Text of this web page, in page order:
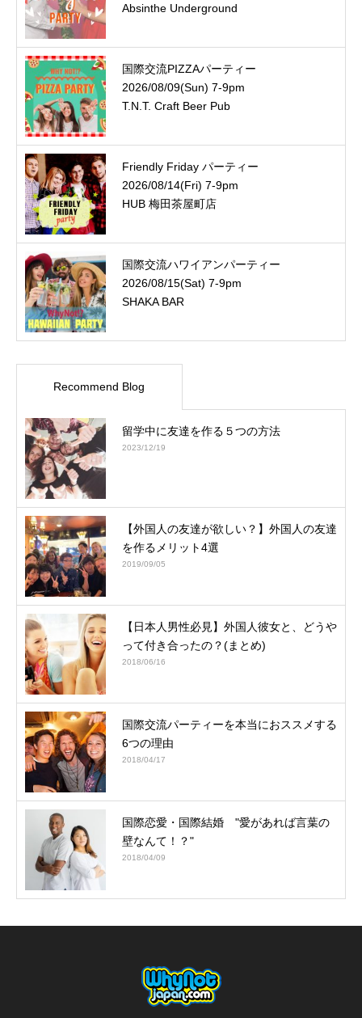
Absinthe Underground
国際交流PIZZAパーティー
2026/08/09(Sun) 7-9pm
T.N.T. Craft Beer Pub
Friendly Friday パーティー
2026/08/14(Fri) 7-9pm
HUB 梅田茶屋町店
国際交流ハワイアンパーティー
2026/08/15(Sat) 7-9pm
SHAKA BAR
Recommend Blog
留学中に友達を作る５つの方法
2023/12/19
【外国人の友達が欲しい？】外国人の友達
を作るメリット4選
2019/09/05
【日本人男性必見】外国人彼女と、どうや
って付き合ったの？(まとめ)
2018/06/16
国際交流パーティーを本当におススメする
6つの理由
2018/04/17
国際恋愛・国際結婚 "愛があれば言葉の
壁なんて！？"
2018/04/09